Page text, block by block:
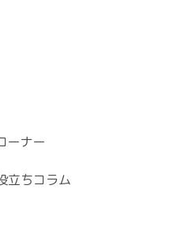
ーナー
立ちコラム